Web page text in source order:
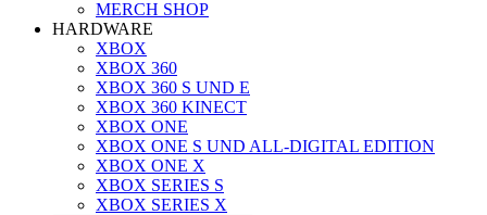
MERCH SHOP
HARDWARE
XBOX
XBOX 360
XBOX 360 S UND E
XBOX 360 KINECT
XBOX ONE
XBOX ONE S UND ALL-DIGITAL EDITION
XBOX ONE X
XBOX SERIES S
XBOX SERIES X